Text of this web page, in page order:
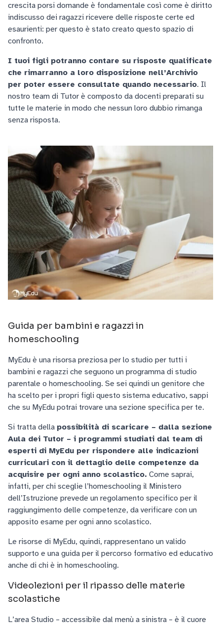
crescita porsi domande è fondamentale così come è diritto
indiscusso dei ragazzi ricevere delle risposte certe ed
esaurienti: per questo è stato creato questo spazio di
confronto.
I tuoi figli potranno contare su risposte qualificate
che rimarranno a loro disposizione nell’Archivio
per poter essere consultate quando necessario. Il
nostro team di Tutor è composto da docenti preparati su
tutte le materie in modo che nessun loro dubbio rimanga
senza risposta.
Guida per bambini e ragazzi in
homeschooling
MyEdu è una risorsa preziosa per lo studio per tutti i
bambini e ragazzi che seguono un programma di studio
parentale o homeschooling. Se sei quindi un genitore che
ha scelto per i propri figli questo sistema educativo, sappi
che su MyEdu potrai trovare una sezione specifica per te.
Si tratta della possibilità di scaricare – dalla sezione
Aula dei Tutor – i programmi studiati dal team di
esperti di MyEdu per rispondere alle indicazioni
curriculari con il dettaglio delle competenze da
acquisire per ogni anno scolastico. Come saprai,
infatti, per chi sceglie l’homeschooling il Ministero
dell’Istruzione prevede un regolamento specifico per il
raggiungimento delle competenze, da verificare con un
apposito esame per ogni anno scolastico.
Le risorse di MyEdu, quindi, rappresentano un valido
supporto e una guida per il percorso formativo ed educativo
anche di chi è in homeschooling.
Videolezioni per il ripasso delle materie
scolastiche
L’area Studio – accessibile dal menù a sinistra – è il cuore